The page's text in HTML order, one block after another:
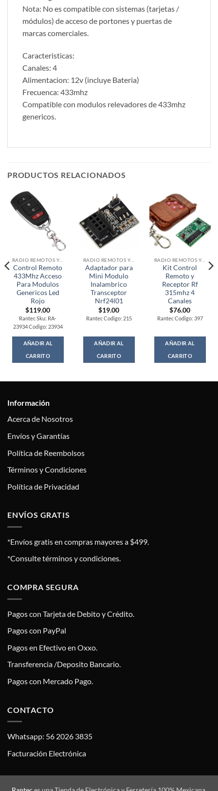
Nota: No es compatible con sistemas (tarjetas /
módulos) de acceso de portones y puertas de
marcas comerciales.
Caracteristicas:
Canales: 4
Alimentacion: 12v (incluye Bateria)
Frecuenca: 433mhz
Compatible con modulos relevadores de 433mhz
genericos.
PRODUCTOS RELACIONADOS
Control Remoto
433Mhz Acceso
Para Modulos
Genericos Led
Rojo
$119.00
Rantec Sku: RA-
23934 Codigo: 23934
AÑADIR AL
CARRITO
Adaptador para
Mini Modulo
Inalambrico
Transceptor
Nrf24l01
$19.00
Rantec Codigo: 215
AÑADIR AL
CARRITO
Kit Control
Remoto y
Receptor Rf
315mhz 4
Canales
$76.00
Rantec Codigo: 397
AÑADIR AL
CARRITO
Información
Acerca de Nosotros
Envíos y Garantías
Política de Reembolsos
Términos y Condiciones
Política de Privacidad
ENVÍOS GRATIS
*Envíos gratis en compras mayores a $499.
*Consulte términos y condiciones.
COMPRA SEGURA
Pagos con Tarjeta de Debito y Crédito.
Pagos con PayPal
Pagos en Efectivo en Oxxo.
Transferencia /Deposito Bancario.
Pagos con Mercado Pago.
CONTACTO
Whatsapp: 56 2026 3835
Facturación Electrónica